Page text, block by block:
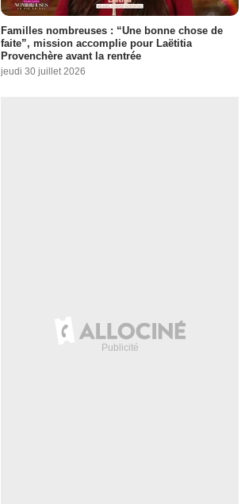
Familles nombreuses : “Une bonne chose de
faite”, mission accomplie pour Laëtitia
Provenchère avant la rentrée
jeudi 30 juillet 2026